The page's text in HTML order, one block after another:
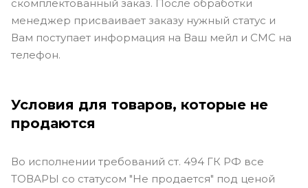
скомплектованный заказ. После обработки
менеджер присваивает заказу нужный статус и
Вам поступает информация на Ваш мейл и СМС на
телефон.
Условия для товаров, которые не
продаются
Во исполнении требований ст. 494 ГК РФ все
ТОВАРЫ со статусом "Не продается" под ценой